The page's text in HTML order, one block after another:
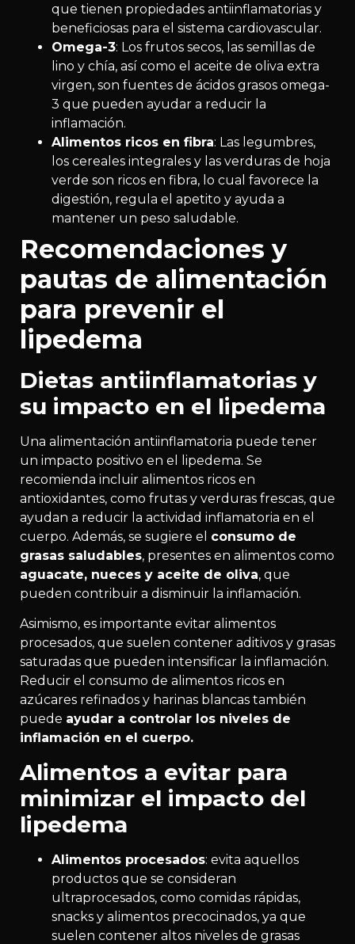
que tienen propiedades antiinflamatorias y
beneficiosas para el sistema cardiovascular.
Omega-3: Los frutos secos, las semillas de
lino y chía, así como el aceite de oliva extra
virgen, son fuentes de ácidos grasos omega-
3 que pueden ayudar a reducir la
inflamación.
Alimentos ricos en fibra: Las legumbres,
los cereales integrales y las verduras de hoja
verde son ricos en fibra, lo cual favorece la
digestión, regula el apetito y ayuda a
mantener un peso saludable.
Recomendaciones y
pautas de alimentación
para prevenir el
lipedema
Dietas antiinflamatorias y
su impacto en el lipedema
Una alimentación antiinflamatoria puede tener
un impacto positivo en el lipedema. Se
recomienda incluir alimentos ricos en
antioxidantes, como frutas y verduras frescas, que
ayudan a reducir la actividad inflamatoria en el
cuerpo. Además, se sugiere el consumo de
grasas saludables, presentes en alimentos como
aguacate, nueces y aceite de oliva, que
pueden contribuir a disminuir la inflamación.
Asimismo, es importante evitar alimentos
procesados, que suelen contener aditivos y grasas
saturadas que pueden intensificar la inflamación.
Reducir el consumo de alimentos ricos en
azúcares refinados y harinas blancas también
puede ayudar a controlar los niveles de
inflamación en el cuerpo.
Alimentos a evitar para
minimizar el impacto del
lipedema
Alimentos procesados: evita aquellos
productos que se consideran
ultraprocesados, como comidas rápidas,
snacks y alimentos precocinados, ya que
suelen contener altos niveles de grasas